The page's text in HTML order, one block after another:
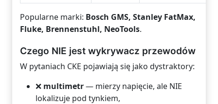
Popularne marki: Bosch GMS, Stanley FatMax,
Fluke, Brennenstuhl, NeoTools.
Czego NIE jest wykrywacz przewodów
W pytaniach CKE pojawiają się jako dystraktory:
❌ multimetr— mierzy napięcie, ale NIE
lokalizuje pod tynkiem,